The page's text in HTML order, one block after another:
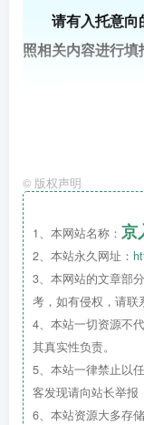
请有入托意向
照相关内容进行填
五、温馨提示
© 版权声明
1、本网站名称： 京
2、本站永久网址：
3、本网站的文章部
考，如有侵权，请联
4、本站一切资源不
其真实性负责。
5、本站一律禁止以
客发现请向站长举报
6、本站资源大多存